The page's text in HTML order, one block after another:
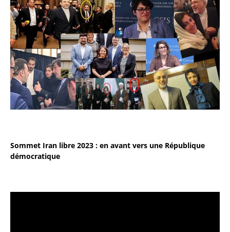
Sommet Iran libre 2023 : en avant vers une République
démocratique